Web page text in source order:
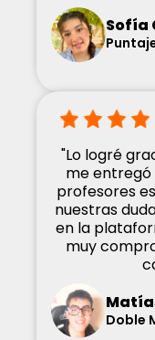
Sofía
"Lo logré
me entregó
profesores
nuestras
en la
muy
Doble